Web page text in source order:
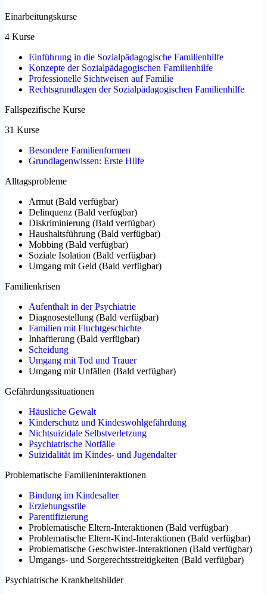
Einarbeitungskurse
4 Kurse
Einführung in die Sozialpädagogische Familienhilfe
Konzepte der Sozialpädagogischen Familienhilfe
Professionelle Sichtweisen auf Familie
Rechtsgrundlagen der Sozialpädagogischen Familienhilfe
Fallspezifische Kurse
31 Kurse
Besondere Familienformen
Grundlagenwissen: Erste Hilfe
Alltagsprobleme
Armut (Bald verfügbar)
Delinquenz (Bald verfügbar)
Diskriminierung (Bald verfügbar)
Haushaltsführung (Bald verfügbar)
Mobbing (Bald verfügbar)
Soziale Isolation (Bald verfügbar)
Umgang mit Geld (Bald verfügbar)
Familienkrisen
Aufenthalt in der Psychiatrie
Diagnosestellung (Bald verfügbar)
Familien mit Fluchtgeschichte
Inhaftierung (Bald verfügbar)
Scheidung
Umgang mit Tod und Trauer
Umgang mit Unfällen (Bald verfügbar)
Gefährdungssituationen
Häusliche Gewalt
Kinderschutz und Kindeswohlgefährdung
Nichtsuizidale Selbstverletzung
Psychiatrische Notfälle
Suizidalität im Kindes- und Jugendalter
Problematische Familieninteraktionen
Bindung im Kindesalter
Erziehungsstile
Parentifizierung
Problematische Eltern-Interaktionen (Bald verfügbar)
Problematische Eltern-Kind-Interaktionen (Bald verfügbar)
Problematische Geschwister-Interaktionen (Bald verfügbar)
Umgangs- und Sorgerechtsstreitigkeiten (Bald verfügbar)
Psychiatrische Krankheitsbilder